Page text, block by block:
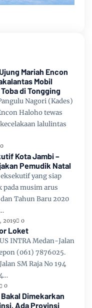
Mariah Encon
Mobil
di Tongging
Nagori (Kades)
Haloho tewas
lalulintas
0
Kota Jambi –
Pemudik Natal
eksekutif yang siap
pada musim arus
Tahun Baru 2020
2019 0
Loket
INTRA Medan-Jalan
(061) 7876025.
SM Raja No 194
0
Dimekarkan
Ada Provinsi